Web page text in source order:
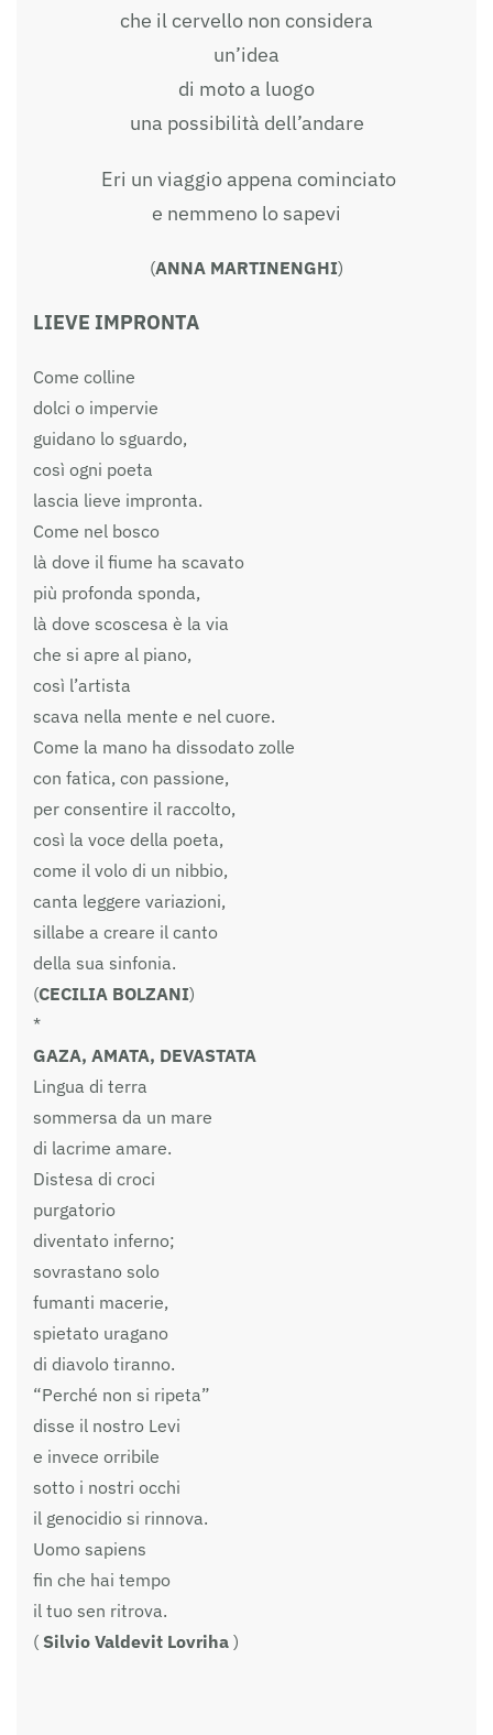
che il cervello non considera
un’idea
di moto a luogo
una possibilità dell’andare
Eri un viaggio appena cominciato
e nemmeno lo sapevi
(ANNA MARTINENGHI)
LIEVE IMPRONTA
Come colline
dolci o impervie
guidano lo sguardo,
così ogni poeta
lascia lieve impronta.
Come nel bosco
là dove il fiume ha scavato
più profonda sponda,
là dove scoscesa è la via
che si apre al piano,
così l’artista
scava nella mente e nel cuore.
Come la mano ha dissodato zolle
con fatica, con passione,
per consentire il raccolto,
così la voce della poeta,
come il volo di un nibbio,
canta leggere variazioni,
sillabe a creare il canto
della sua sinfonia.
(CECILIA BOLZANI)
*
GAZA, AMATA, DEVASTATA
Lingua di terra
sommersa da un mare
di lacrime amare.
Distesa di croci
purgatorio
diventato inferno;
sovrastano solo
fumanti macerie,
spietato uragano
di diavolo tiranno.
“Perché non si ripeta”
disse il nostro Levi
e invece orribile
sotto i nostri occhi
il genocidio si rinnova.
Uomo sapiens
fin che hai tempo
il tuo sen ritrova.
( Silvio Valdevit Lovriha )